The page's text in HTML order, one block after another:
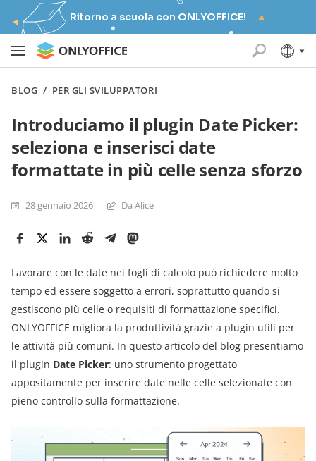
Ritorno a scuola con ONLYOFFICE!
BLOG / PER GLI SVILUPPATORI
Introduciamo il plugin Date Picker:
seleziona e inserisci date
formattate in più celle senza sforzo
28 gennaio 2026 Da Alice
Lavorare con le date nei fogli di calcolo può richiedere molto
tempo ed essere soggetto a errori, soprattutto quando si
gestiscono più celle o requisiti di formattazione specifici.
ONLYOFFICE migliora la produttività grazie a plugin utili per
le attività più comuni. In questo articolo del blog presentiamo
il plugin Date Picker: uno strumento progettato
appositamente per inserire date nelle celle selezionate con
pieno controllo sulla formattazione.